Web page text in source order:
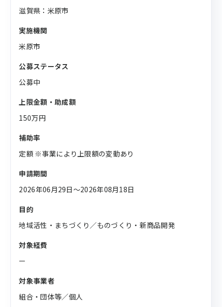
滋賀県：米原市
実施機関
米原市
公募ステータス
公募中
上限金額・助成額
150万円
補助率
定額 ※事業により上限額の変動あり
申請期間
2026年06月29日〜2026年08月18日
目的
地域活性・まちづくり／ものづくり・新商品開発
対象経費
ー
対象事業者
組合・団体等／個人